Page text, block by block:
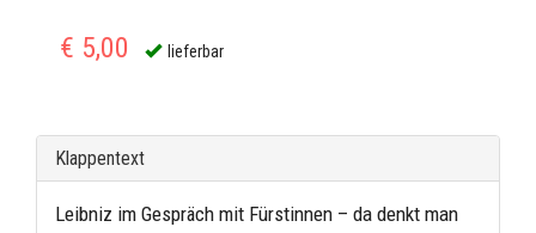
€ 5,00 lieferbar
Klappentext
Leibniz im Gespräch mit Fürstinnen – da denkt man